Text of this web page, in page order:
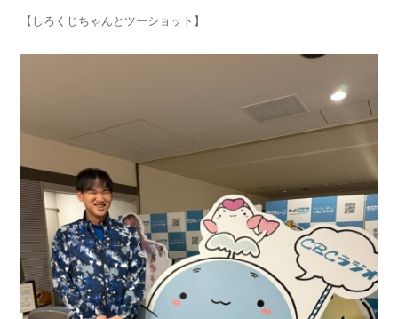
【しろくじちゃんとツーショット】